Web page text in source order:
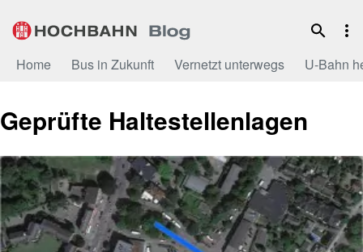
Inhalt
Home Bus in Zukunft Vernetzt unterwegs U-Bahn
Geprüfte Haltestellenlagen